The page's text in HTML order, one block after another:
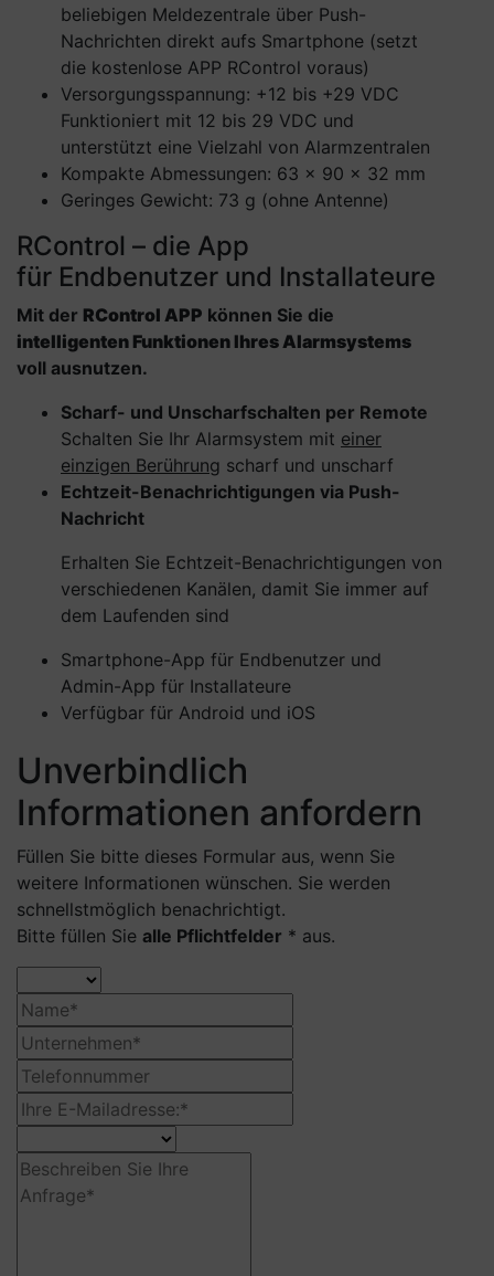
beliebigen Meldezentrale über Push-
Nachrichten direkt aufs Smartphone (setzt
die kostenlose APP RControl voraus)
Versorgungsspannung: +12 bis +29 VDC
Funktioniert mit 12 bis 29 VDC und
unterstützt eine Vielzahl von Alarmzentralen
Kompakte Abmessungen: 63 x 90 x 32 mm
Geringes Gewicht: 73 g (ohne Antenne)
RControl – die App
für Endbenutzer und Installateure
Mit der RControl APP können Sie die
intelligenten Funktionen Ihres Alarmsystems
voll ausnutzen.
Scharf- und Unscharfschalten per Remote
Schalten Sie Ihr Alarmsystem mit einer
einzigen Berührung scharf und unscharf
Echtzeit-Benachrichtigungen via Push-
Nachricht
Erhalten Sie Echtzeit-Benachrichtigungen von
verschiedenen Kanälen, damit Sie immer auf
dem Laufenden sind
Smartphone-App für Endbenutzer und
Admin-App für Installateure
Verfügbar für Android und iOS
Unverbindlich
Informationen anfordern
Füllen Sie bitte dieses Formular aus, wenn Sie
weitere Informationen wünschen. Sie werden
schnellstmöglich benachrichtigt.
Bitte füllen Sie alle Pflichtfelder * aus.